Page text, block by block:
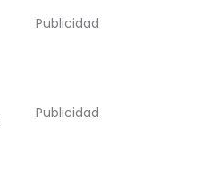
Publicidad
Publicidad